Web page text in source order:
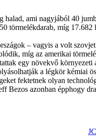
halad, ami nagyjából 40
törmelékdarab, míg
– vagyis a volt
míg az amerikai
egy növekvő
a légkör kémiai
fektetnek olyan
azonban épphogy